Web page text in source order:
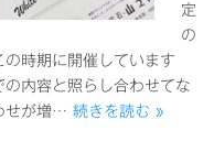
定
の
の時期に開催しています
内容と照らし合わせてな
が増… 続きを読む »